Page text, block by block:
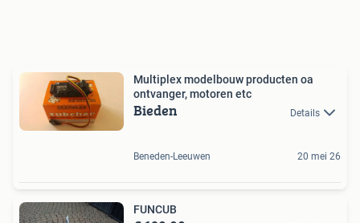
Multiplex modelbouw producten oa
ontvanger, motoren etc
Bieden Details
Beneden-Leeuwen 20 mei 26
FUNCUB